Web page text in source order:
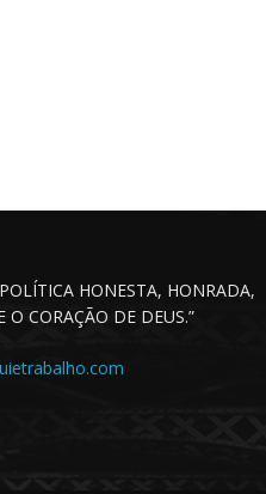
HONESTA, HONRADA,
O CORAÇÃO DE DEUS.”